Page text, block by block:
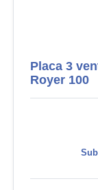
Placa 3
Royer 100